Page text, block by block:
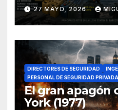
lucha contra el
en el sur de
27 MAYO, 2026
DIRECTORES DE SEGURIDAD
PERSONAL DE SEGURIDAD PRIVADA
El gran apagón
York (1977)